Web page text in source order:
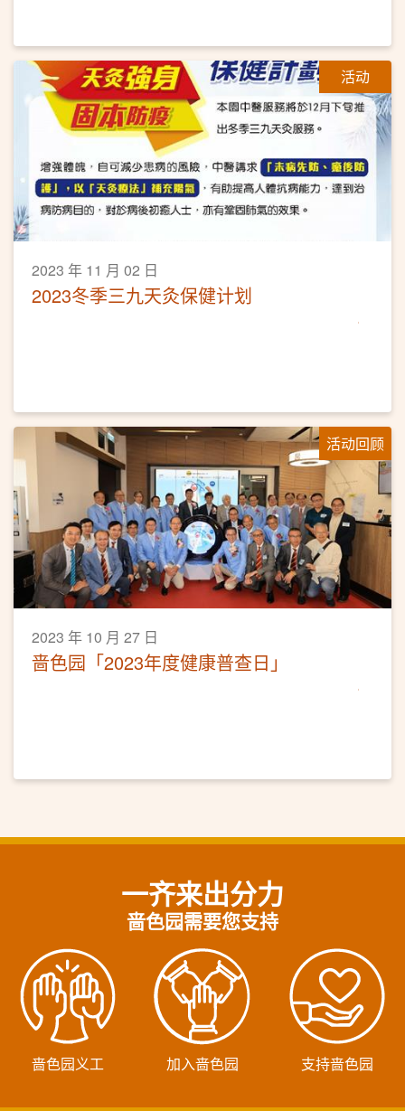
活动
2023 年 11 月 02 日
2023冬季三九天灸保健计划
活动回顾
2023 年 10 月 27 日
啬色园「2023年度健康普查日」
一齐来出分力
啬色园需要您支持
啬色园义工 加入啬色园 支持啬色园